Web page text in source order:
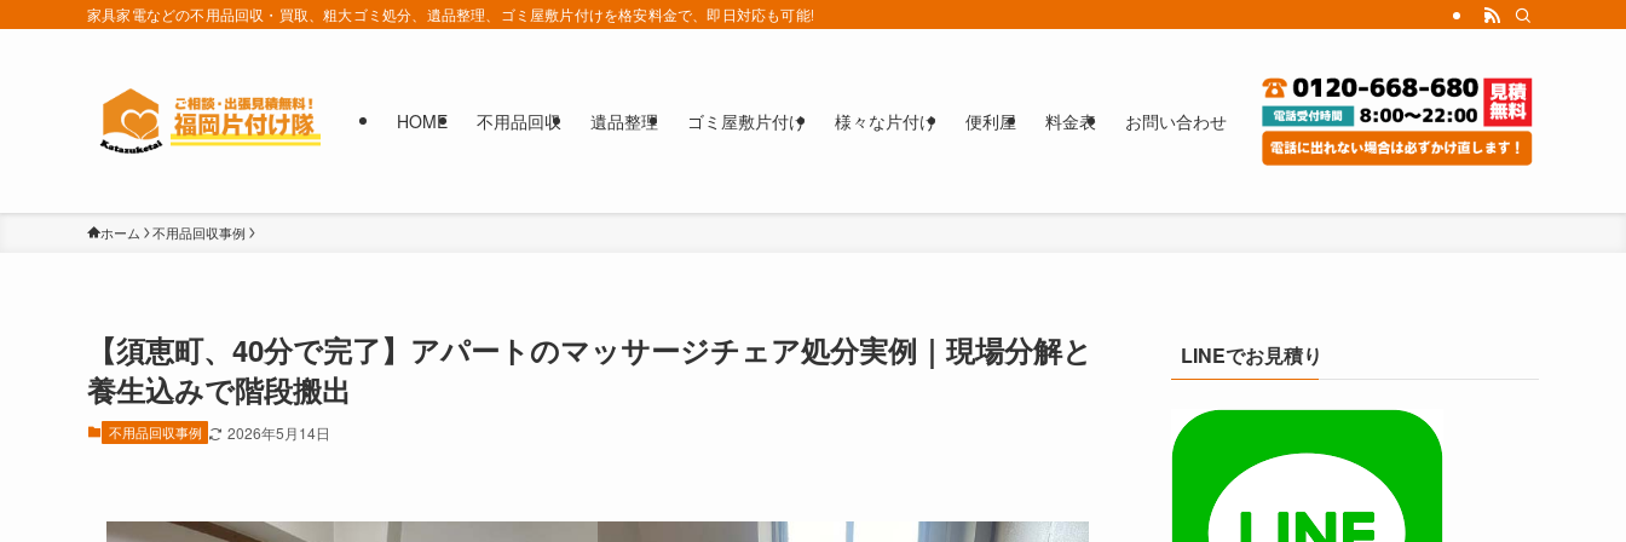
家具家電などの不用品回収・買取、粗大ゴミ処分、遺品整理、ゴミ屋敷片付けを格安料金で、即日対応も可能!!
HOME 不用品回収 遺品整理 ゴミ屋敷片付け 様々な片付け 便利屋 料金表 お問い合わせ
ホーム 不用品回収事例
【須恵町、40分で完了】アパートのマッサージチェア処分実例｜現場分解と
養生込みで階段搬出
不用品回収事例 2026年5月14日
LINEでお見積り